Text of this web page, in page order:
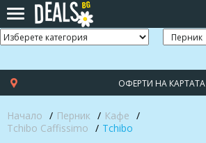
ОФЕРТИ НА КАРТАТА
Начало Перник
Кафе
Tchibo Caffissimo
Tchibo